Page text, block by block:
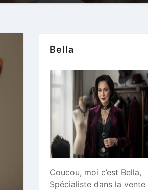
Bella
Coucou, moi c’est Bella,
Spécialiste dans la vente